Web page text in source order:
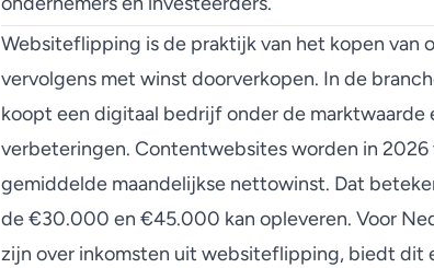
Websiteflipping is de praktijk van het kopen van
vervolgens met winst doorverkopen. In de
koopt een digitaal bedrijf onder de
verbeteringen. Contentwebsites worden in 2026
gemiddelde maandelijkse nettowinst. Dat
de €30.000 en €45.000 kan opleveren. Voor
zijn over inkomsten uit websiteflipping, biedt dit